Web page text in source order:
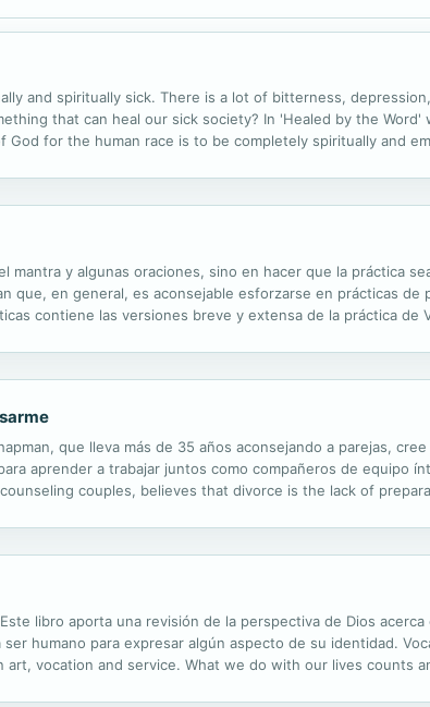
and spiritually sick. There is a lot of bitterness,
that can heal our sick society? In 'Healed by the
for the human race is to be completely spiritually and
mantra y algunas oraciones, sino en hacer que la práctica
que, en general, es aconsejable esforzarse en prácticas
contiene las versiones breve y extensa de la práctica de
que lleva más de 35 años aconsejando a parejas,
aprender a trabajar juntos como compañeros de equipo
couples, believes that divorce is the lack of
libro aporta una revisión de la perspectiva de Dios
humano para expresar algún aspecto de su identidad.
vocation and service. What we do with our lives counts